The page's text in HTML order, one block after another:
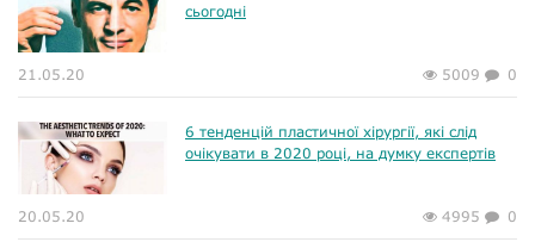
сьогодні
21.05.20 5009 0
6 тенденцій пластичної хірургії, які слід
очікувати в 2020 році, на думку експертів
20.05.20 4995 0